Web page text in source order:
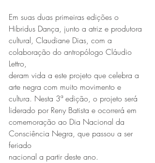
Série MPB abre temporada de
shows em Ipatinga com Flávio
Venturini
Em suas duas primeiras edições o
Hibridus Dança, junto a atriz e produtora
cultural, Claudiane Dias, com a
colaboração do antropólogo Cláudio
Lettro,
deram vida a este projeto que celebra a
arte negra com muito movimento e
cultura. Nesta 3ª edição, o projeto será
liderado por Reny Batista e ocorrerá em
comemoração ao Dia Nacional da
Consciência Negra, que passou a ser
feriado
nacional a partir deste ano.